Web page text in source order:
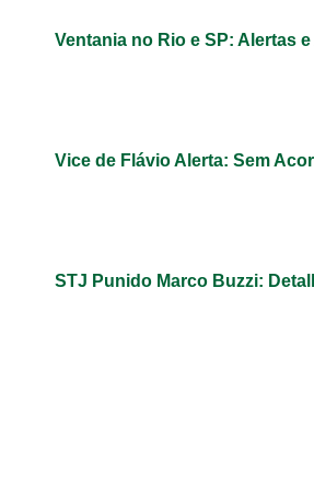
Ventania no Rio e SP: Alertas
Vice de Flávio Alerta: Sem
STJ Punido Marco Buzzi: